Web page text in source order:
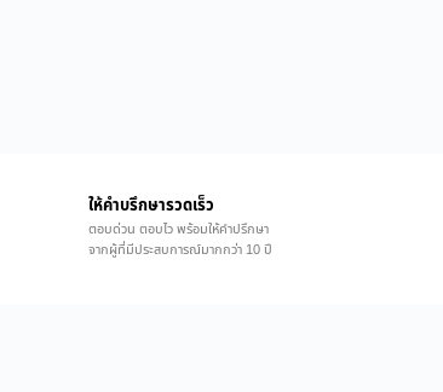
ให้คำบรึกษารวดเร็ว
ตอบด่วน ตอบไว พร้อมให้คำปรึกษา
จากผู้ที่มีประสบการณ์มากกว่า 10 ปี